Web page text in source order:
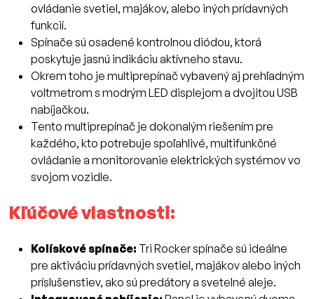
ovládanie svetiel, majákov, alebo iných prídavných
funkcií.
Spínače sú osadené kontrolnou diódou, ktorá
poskytuje jasnú indikáciu aktívneho stavu.
Okrem toho je multiprepínač vybavený aj prehľadným
voltmetrom s modrým LED displejom a dvojitou USB
nabíjačkou.
Tento multiprepínač je dokonalým riešením pre
každého, kto potrebuje spoľahlivé, multifunkčné
ovládanie a monitorovanie elektrických systémov vo
svojom vozidle.
Kľúčové vlastnosti:
Kolískové spínače: Tri Rocker spínače sú ideálne
pre aktiváciu prídavných svetiel, majákov alebo iných
príslušenstiev, ako sú predátory a svetelné aleje.